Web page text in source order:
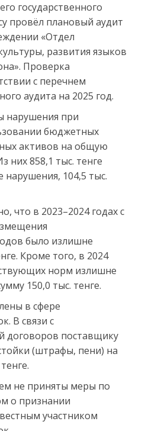
государственного
провёл плановый аудит
«Отдел
развития языков
Проверка
с перечнем
аудита на 2025 год.
нарушения при
бюджетных
активов на общую
них 858,1 тыс. тенге
104,5 тыс.
что в 2023–2024 годах с
было излишне
Кроме того, в 2024
норм излишне
150,0 тыс. тенге.
в сфере
В связи с
договоров поставщику
(штрафы, пени) на
не приняты меры по
о признании
участником